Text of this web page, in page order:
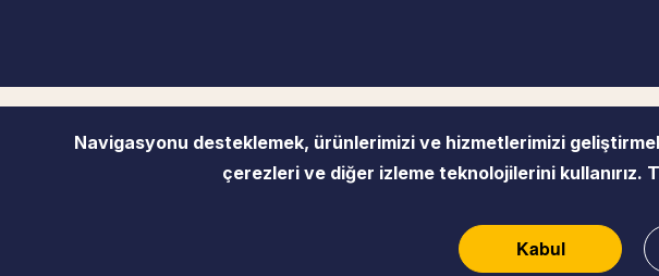
Navigasyonu desteklemek, ürünlerimizi ve hizmetlerimizi
çerezleri ve diğer izleme teknolojilerini
Kabul